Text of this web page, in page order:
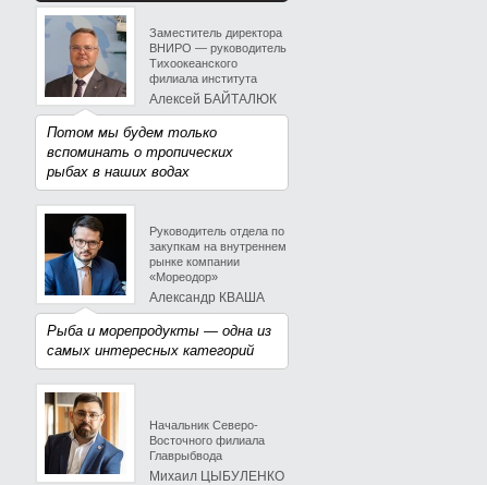
Заместитель директора
ВНИРО — руководитель
Тихоокеанского
филиала института
Алексей БАЙТАЛЮК
Потом мы будем только
вспоминать о тропических
рыбах в наших водах
Руководитель отдела по
закупкам на внутреннем
рынке компании
«Мореодор»
Александр КВАША
Рыба и морепродукты — одна из
самых интересных категорий
Начальник Северо-
Восточного филиала
Главрыбвода
Михаил ЦЫБУЛЕНКО